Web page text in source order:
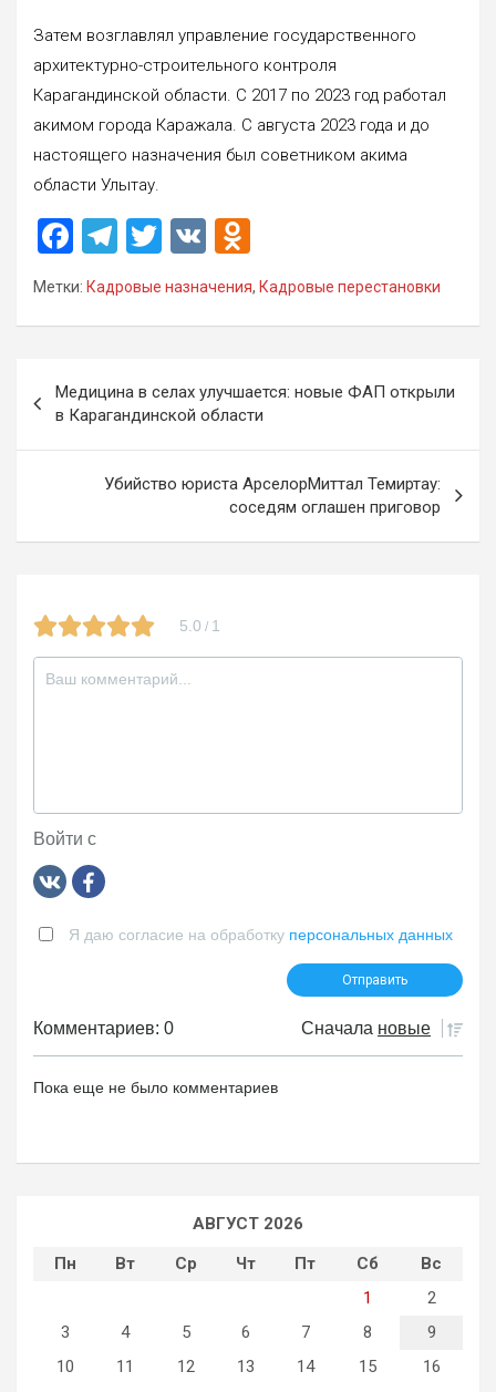
Затем возглавлял управление государственного
архитектурно-строительного контроля
Карагандинской области. С 2017 по 2023 год работал
акимом города Каражала. С августа 2023 года и до
настоящего назначения был советником акима
области Улытау.
F
a
ce
o
o
k
T
e
a
m
T
tt
V
d
n
kl
a
ss
ni
ki
Метки: Кадровые назначения, Кадровые перестановки
по
записям
Медицина в селах улучшается: новые ФАП открыли
в Карагандинской области
Убийство юриста АрселорМиттал Темиртау:
соседям оглашен приговор
5.0 / 1
Войти с
Я даю согласие на обработку персональных данных
Комментариев: 0 Сначала новые
Пока еще не было комментариев
АВГУСТ 2026
Пн
Вт Ср Чт Пт Сб
Вс
1
2
3
4 5 6 7 8
9
10
11 12 13 14 15
16